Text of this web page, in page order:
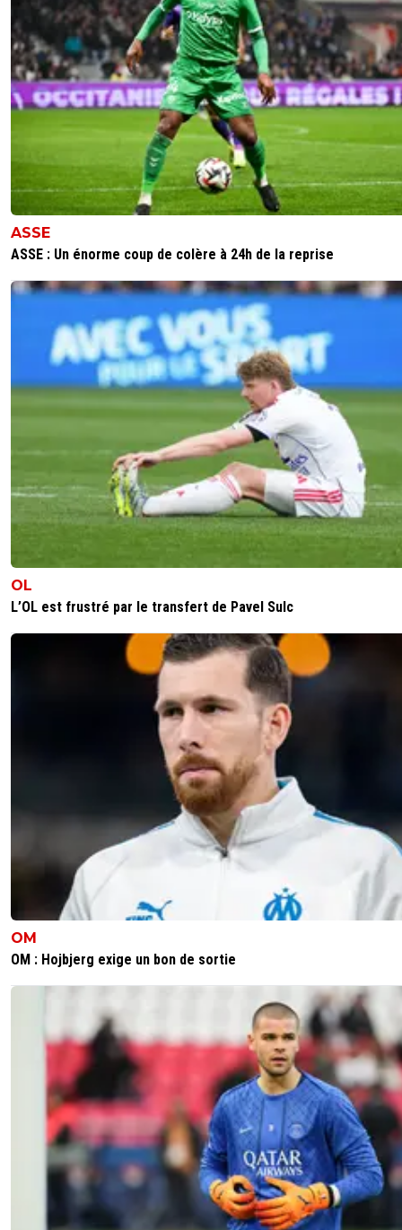
ASSE
ASSE : Un énorme coup de colère à 24h de la reprise
OL
L’OL est frustré par le transfert de Pavel Sulc
OM
OM : Hojbjerg exige un bon de sortie